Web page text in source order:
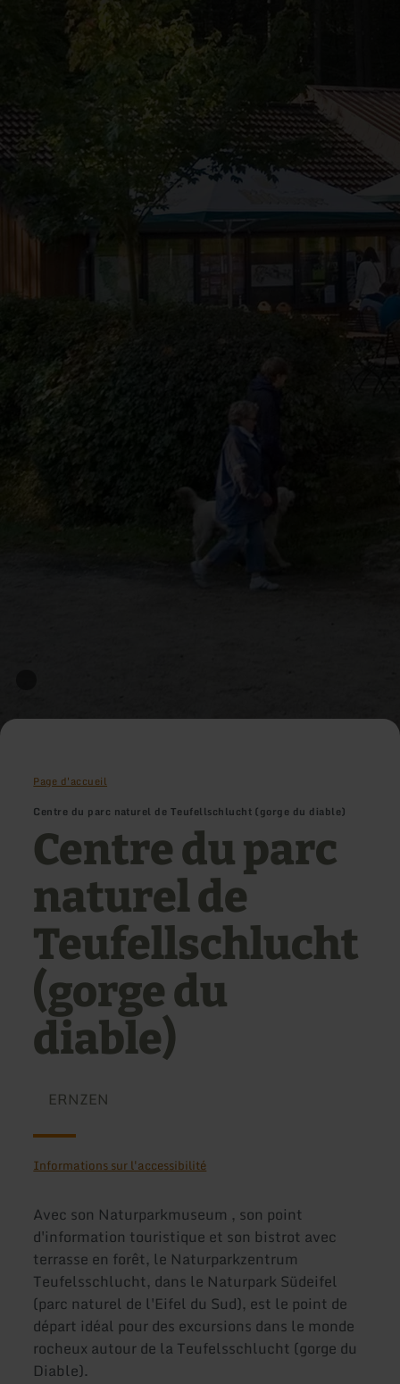
Page d'accueil
Centre du parc naturel de Teufellschlucht (gorge du diable)
Centre du parc
naturel de
Teufellschlucht
(gorge du
diable)
ERNZEN
Informations sur l'accessibilité
Avec son Naturparkmuseum , son point
d'information touristique et son bistrot avec
terrasse en forêt, le Naturparkzentrum
Teufelsschlucht, dans le Naturpark Südeifel
(parc naturel de l'Eifel du Sud), est le point de
départ idéal pour des excursions dans le monde
rocheux autour de la Teufelsschlucht (gorge du
Diable).